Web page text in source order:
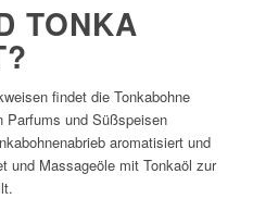
TONKA
findet die Tonkabohne
Parfums und Süßspeisen
aromatisiert und
und Massageöle mit Tonkaöl zur